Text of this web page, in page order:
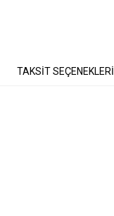
TAKSİT SEÇENEKLERİ